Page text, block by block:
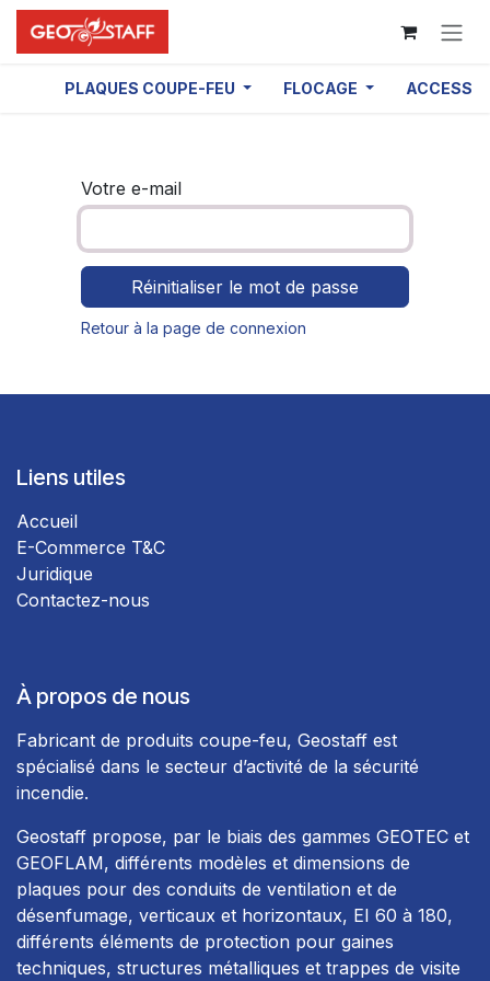
Se rendre au contenu
PLAQUES COUPE-FEU FLOCAGE
Votre e-mail
Réinitialiser le mot de passe
Retour à la page de connexion
Liens utiles
Accueil
E-Commerce T&C
Juridique
Contactez-nous
À propos de nous
Fabricant de produits coupe-feu, Geostaff est
spécialisé dans le secteur d’activité de la sécurité
incendie.
Geostaff propose, par le biais des gammes GEOTEC et
GEOFLAM, différents modèles et dimensions de
plaques pour des conduits de ventilation et de
désenfumage, verticaux et horizontaux, EI 60 à 180,
différents éléments de protection pour gaines
techniques, structures métalliques et trappes de visite